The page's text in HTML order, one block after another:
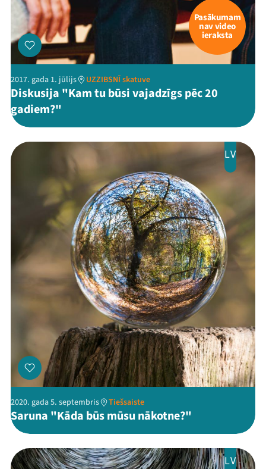
Arhīvs
Viņi bija LAMPĀ 2026
Jaunumi
Ziedo
Kontakti
ThreadsFacebookYoutube
X Instagram
Flick TikTok
Pasākumam
nav video
ieraksta
2017. gada 1. jūlijs UZZIBSNĪ skatuve
Diskusija "Kam tu būsi vajadzīgs pēc 20
gadiem?"
LV
2020. gada 5. septembris Tiešsaiste
Saruna "Kāda būs mūsu nākotne?"
LV